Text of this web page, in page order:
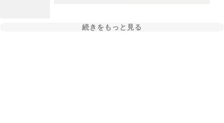
続きをもっと見る